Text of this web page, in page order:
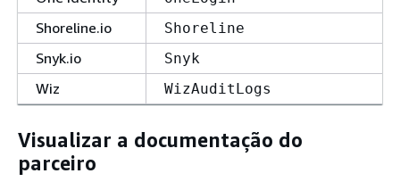
Shoreline.io Shoreline
Snyk.io Snyk
Wiz WizAuditLogs
Visualizar a documentação do
parceiro